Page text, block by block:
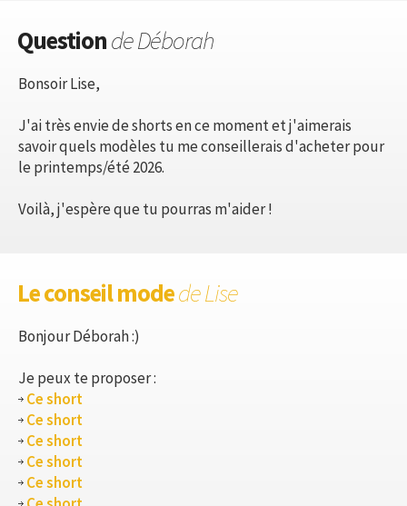
Questionde Déborah
Bonsoir Lise,
J'ai très envie de shorts en ce moment et j'aimerais
savoir quels modèles tu me conseillerais d'acheter pour
le printemps/été 2026.
Voilà, j'espère que tu pourras m'aider !
Le conseil modede Lise
Bonjour Déborah :)
Je peux te proposer :
Ce short
Ce short
Ce short
Ce short
Ce short